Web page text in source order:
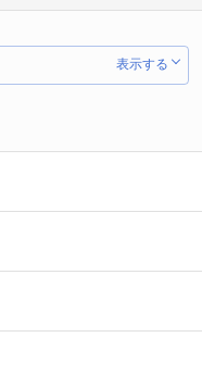
表示する